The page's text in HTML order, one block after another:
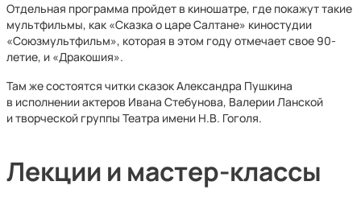
Отдельная программа пройдет в киношатре, где покажут такие
мультфильмы, как «Сказка о царе Салтане» киностудии
«Союзмультфильм», которая в этом году отмечает свое 90-
летие, и «Дракошия».
Там же состоятся читки сказок Александра Пушкина
в исполнении актеров Ивана Стебунова, Валерии Ланской
и творческой группы Театра имени Н.В. Гоголя.
Лекции и мастер-классы